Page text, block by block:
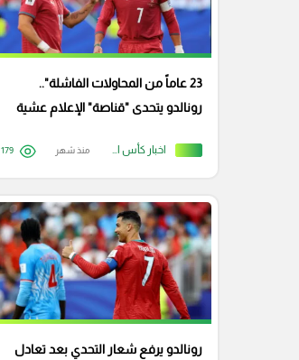
اخبار كأس العالم
23 عاماً من المحاولات الفاشلة"..
رونالدو يتحدى "قناصة" الإعلام عشية
منذ شهر 179
رونالدو يرفع شعار التحدي بعد تعادل